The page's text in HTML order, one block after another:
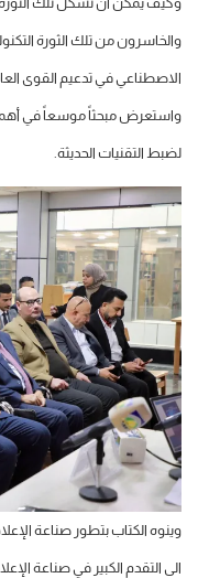
والخاسرون من تلك الثورة
الاصطناعي في تدعيم القوى
واستعرض مبحثاً موسعاً في
لضبط التقنيات الحديثة.
وينوه الكتاب بتطور صناعة
الى التقدم الكبير في صناعة